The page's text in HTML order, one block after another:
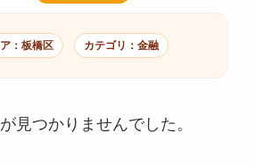
：板橋区 カテゴリ：金融
見つかりませんでした。